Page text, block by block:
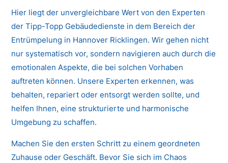
Hier liegt der unvergleichbare Wert von den Experten
der Tipp-Topp Gebäudedienste in dem Bereich der
Entrümpelung in Hannover Ricklingen. Wir gehen nicht
nur systematisch vor, sondern navigieren auch durch die
emotionalen Aspekte, die bei solchen Vorhaben
auftreten können. Unsere Experten erkennen, was
behalten, repariert oder entsorgt werden sollte, und
helfen Ihnen, eine strukturierte und harmonische
Umgebung zu schaffen.
Machen Sie den ersten Schritt zu einem geordneten
Zuhause oder Geschäft. Bevor Sie sich im Chaos